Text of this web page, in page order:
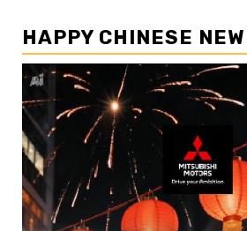
HAPPY CHINESE
Pemutar